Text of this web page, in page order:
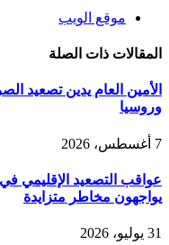
موقع الويب
المقالاتذات الصلة
الأمين العام يدين تصعيد
وروسيا
عواقب التصعيد الإقليمي
يواجهون مخاطر متزايدة
31 يوليو، 2026